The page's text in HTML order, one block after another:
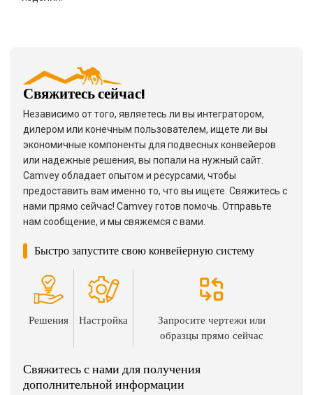
Свяжитесь сейчас!
Независимо от того, являетесь ли вы интегратором,
дилером или конечным пользователем, ищете ли вы
экономичные компоненты для подвесных конвейеров
или надежные решения, вы попали на нужный сайт.
Camvey обладает опытом и ресурсами, чтобы
предоставить вам именно то, что вы ищете. Свяжитесь с
нами прямо сейчас! Camvey готов помочь. Отправьте
нам сообщение, и мы свяжемся с вами.
Быстро запустите свою конвейерную систему
Решения Настройка
Запросите чертежи или
образцы прямо сейчас
Свяжитесь с нами для получения
дополнительной информации